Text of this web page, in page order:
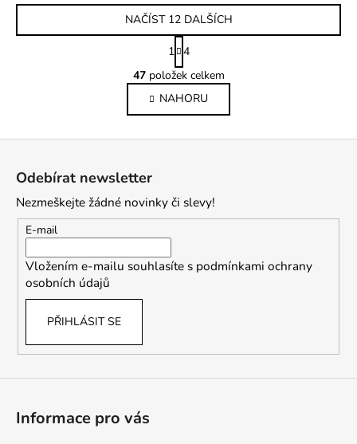
O
v
l
á
d
p
r
k
y
u
NAČÍST 12 DALŠÍCH
S
t
r
á
n
k
í
1
4
47položek celkem
NAHORU
Odebírat newsletter
Nezmeškejte žádné novinky či slevy!
E-mail
Vložením e-mailu souhlasíte s podmínkami ochrany
osobních údajů
PŘIHLÁSIT SE
Informace pro vás